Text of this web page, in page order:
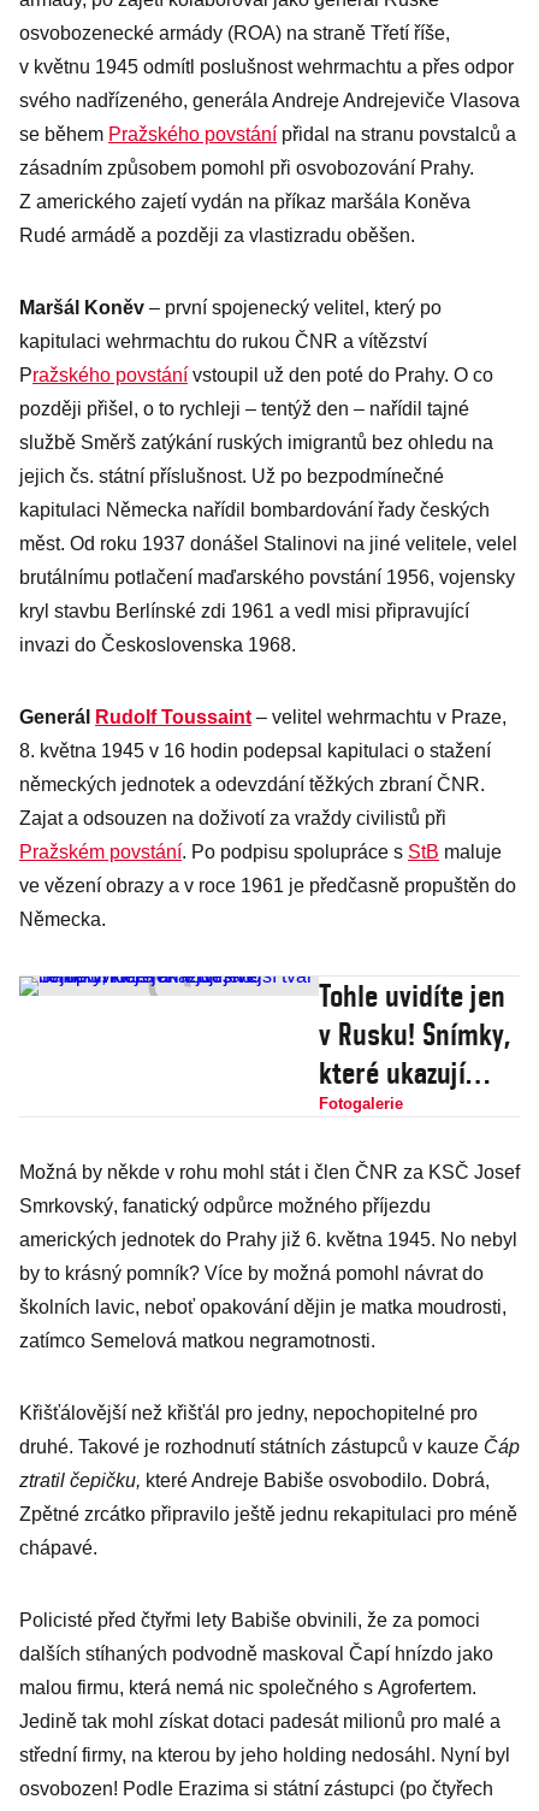
osvobozenecké armády (ROA) na straně Třetí říše,
v květnu 1945 odmítl poslušnost wehrmachtu a přes odpor
svého nadřízeného, generála Andreje Andrejeviče Vlasova
se během Pražského povstání přidal na stranu povstalců a
zásadním způsobem pomohl při osvobozování Prahy.
Z amerického zajetí vydán na příkaz maršála Koněva
Rudé armádě a později za vlastizradu oběšen.
Maršál Koněv – první spojenecký velitel, který po
kapitulaci wehrmachtu do rukou ČNR a vítězství
Pražského povstání vstoupil už den poté do Prahy. O co
později přišel, o to rychleji – tentýž den – nařídil tajné
službě Směrš zatýkání ruských imigrantů bez ohledu na
jejich čs. státní příslušnost. Už po bezpodmínečné
kapitulaci Německa nařídil bombardování řady českých
měst. Od roku 1937 donášel Stalinovi na jiné velitele, velel
brutálnímu potlačení maďarského povstání 1956, vojensky
kryl stavbu Berlínské zdi 1961 a vedl misi připravující
invazi do Československa 1968.
Generál Rudolf Toussaint – velitel wehrmachtu v Praze,
8. května 1945 v 16 hodin podepsal kapitulaci o stažení
německých jednotek a odevzdání těžkých zbraní ČNR.
Zajat a odsouzen na doživotí za vraždy civilistů při
Pražském povstání. Po podpisu spolupráce s StB maluje
ve vězení obrazy a v roce 1961 je předčasně propuštěn do
Německa.
Tohle uvidíte jen
v Rusku! Snímky,
které ukazují
jeho
nejděsivější tvář
Fotogalerie
Možná by někde v rohu mohl stát i člen ČNR za KSČ Josef
Smrkovský, fanatický odpůrce možného příjezdu
amerických jednotek do Prahy již 6. května 1945. No nebyl
by to krásný pomník? Více by možná pomohl návrat do
školních lavic, neboť opakování dějin je matka moudrosti,
zatímco Semelová matkou negramotnosti.
Křišťálovější než křišťál pro jedny, nepochopitelné pro
druhé. Takové je rozhodnutí státních zástupců v kauze Čáp
ztratil čepičku, které Andreje Babiše osvobodilo. Dobrá,
Zpětné zrcátko připravilo ještě jednu rekapitulaci pro méně
chápavé.
Policisté před čtyřmi lety Babiše obvinili, že za pomoci
dalších stíhaných podvodně maskoval Čapí hnízdo jako
malou firmu, která nemá nic společného s Agrofertem.
Jedině tak mohl získat dotaci padesát milionů pro malé a
střední firmy, na kterou by jeho holding nedosáhl. Nyní byl
osvobozen! Podle Erazima si státní zástupci (po čtyřech